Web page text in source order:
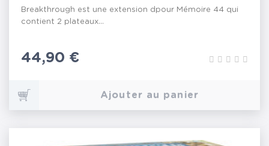
Breakthrough est une extension dpour Mémoire 44 qui
contient 2 plateaux...
Prix
44,90 €
Ajouter au panier